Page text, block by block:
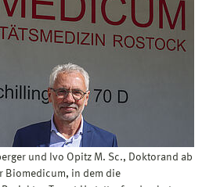
und Ivo Opitz M. Sc., Doktorand ab
Biomedicum, in dem die